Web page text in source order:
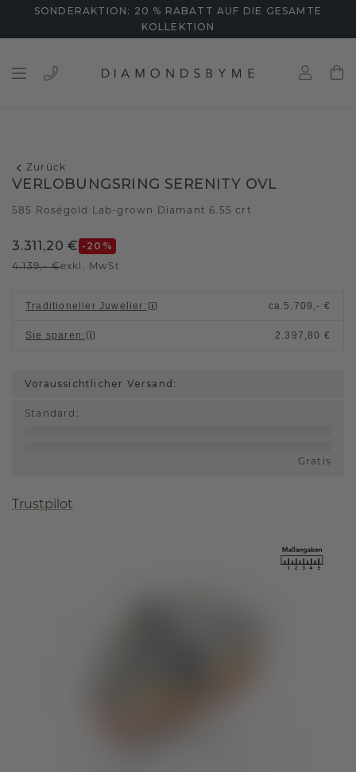
SONDERAKTION: 20 % RABATT AUF DIE GESAMTE
KOLLEKTION
Zurück
VERLOBUNGSRING SERENITY OVL
585 Roségold Lab-grown Diamant 6.55 crt
3.311,20 € -20 %
4.139,- €exkl. MwSt
Traditioneller Juwelier : ca.5.709,- €
Sie sparen : 2.397,80 €
Voraussichtlicher Versand:
Standard :
Gratis
Trustpilot